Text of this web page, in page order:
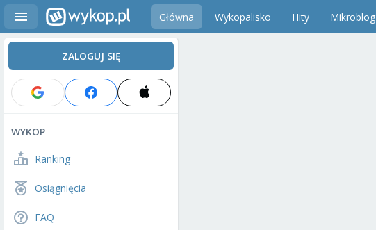
Główna Wykopalisko Hity Mikroblog
ZALOGUJ SIĘ
WYKOP
Ranking
Osiągnięcia
FAQ